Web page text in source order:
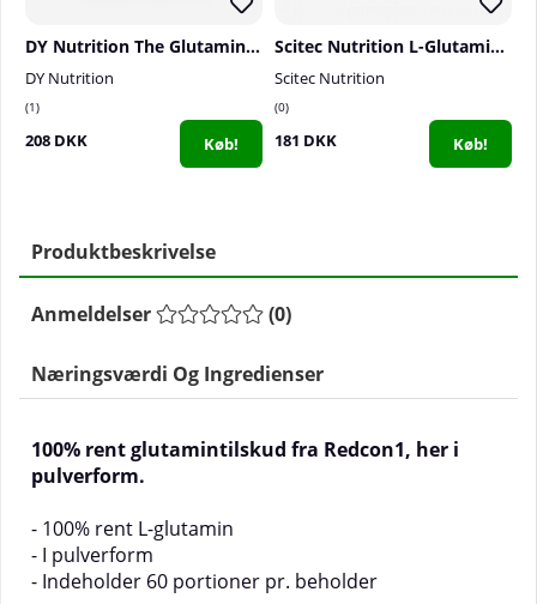
DY Nutrition The Glutamine, 300 g
DY Nutrition
1
208 DKK Køb!
Scitec Nutrition L-Glutamine, 300 g
Scitec Nutrition
0
181 DKK Køb!
Produktbeskrivelse
Anmeldelser (0)
Næringsværdi Og Ingredienser
100% rent glutamintilskud fra Redcon1, her i
pulverform.
- 100% rent L-glutamin
- I pulverform
- Indeholder 60 portioner pr. beholder